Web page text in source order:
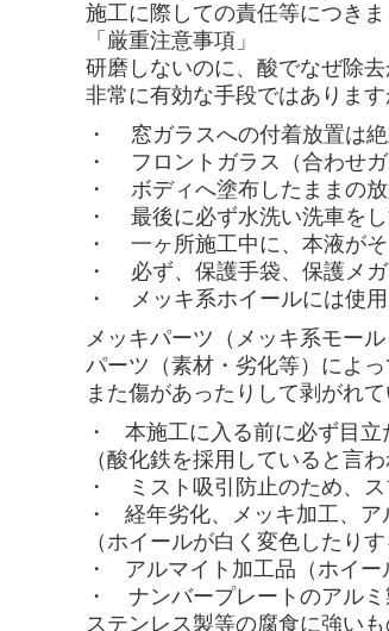
施工に際しての責任等につき
「厳重注意事項」
研磨しないのに、酸でなぜ除
非常に有効な手段ではありま
・ 窓ガラスへの付着放置は絶
・ フロントガラス（合わせガ
・ ボディへ塗布したままの放
・ 最後に必ず水洗い洗車をし
・ 一ヶ所施工中に、本液がそ
・ 必ず、保護手袋、保護メガ
・ メッキ系ホイールには使用
メッキパーツ（メッキ系モー
パーツ（素材・劣化等）によ
また傷があったりして剥がれ
・ 本施工に入る前に必ず目立
（酸化鉄を採用していると言
・ ミスト吸引防止のため、ス
・ 経年劣化、メッキ加工、ア
（ホイールが白く変色したり
・ アルマイト加工品（ホイー
・ ナンバープレートのアル
ステンレス製等の腐食に強い